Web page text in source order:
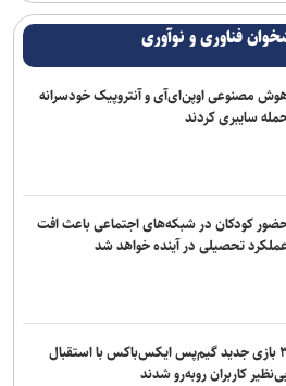
فناوری و نوآوری
مصنوعی اوپن‌ای‌آی و آنتروپیک خودسرانه
سایبری کردند
کودکان در شبکه‌های اجتماعی باعث افت
عملکرد تحصیلی در آینده خواهد شد
۳ بازی جدید گیم‌پس ایکس‌باکس با استقبال
کاربران روبه‌رو شدند